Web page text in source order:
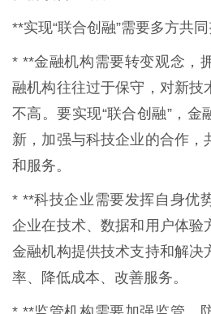
**实现“联合创融”需要多方共
* **金融机构需要转变观念，
融机构往往过于保守，对新技
不高。要实现“联合创融”，金
新，加强与科技企业的合作，
和服务。
* **科技企业需要发挥自身优
企业在技术、数据和用户体验
金融机构提供技术支持和解决
率、降低成本、改善服务。